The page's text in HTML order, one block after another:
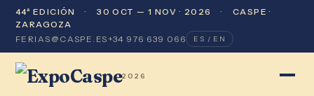
44ª EDICIÓN · 30 OCT — 1 NOV · 2026 ·
CASPE ·
ZARAGOZA
FERIAS@CASPE.ES +34 976 639 066 ES / EN
2026